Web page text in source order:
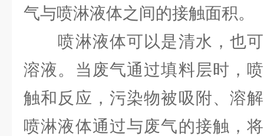
气与喷淋液体之间的接触面积。
喷淋液体可以是清水，也可
溶液。当废气通过填料层时，
触和反应，污染物被吸附、溶
喷淋液体通过与废气的接触，